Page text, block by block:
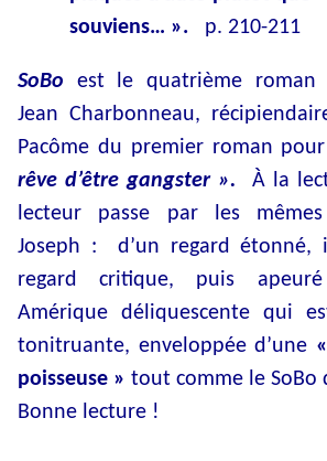
souviens… ». p. 210-211
SoBo est le quatrième roman
Jean Charbonneau,
Pacôme du premier roman pour
rêve d’être gangster ». À la
lecteur passe par les
Joseph : d’un regard étonné,
regard critique, puis
Amérique déliquescente qui
tonitruante, enveloppée d’une
poisseuse » tout comme le SoBo
Bonne lecture !